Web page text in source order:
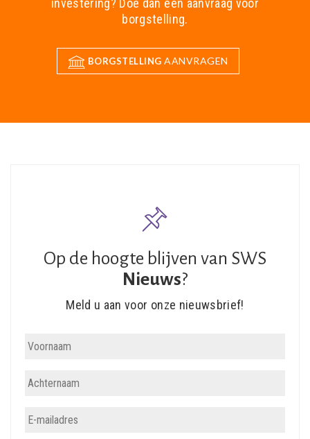
investering? Doe dan een aanvraag voor
borgstelling.
BORGSTELLING AANVRAGEN
Op de hoogte blijven van SWS
Nieuws?
Meld u aan voor onze nieuwsbrief!